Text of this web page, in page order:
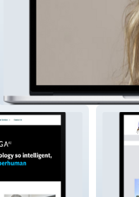
Harlow Hair and Body